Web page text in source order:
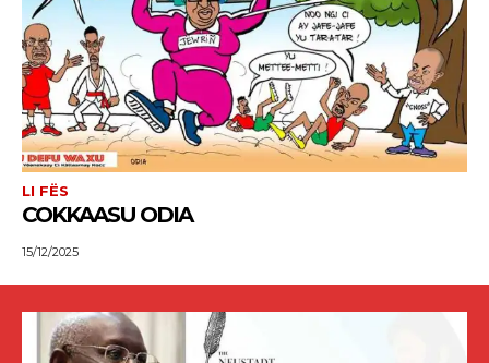
LI FËS
COKKAASU ODIA
15/12/2025